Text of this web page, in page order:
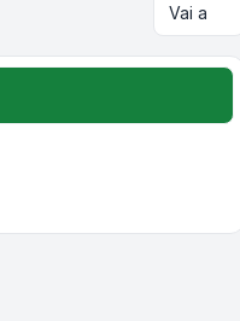
Vai a